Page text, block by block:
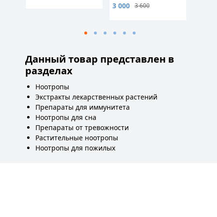
3 000 3 600
Данный товар представлен в
разделах
Ноотропы
Экстракты лекарственных растений
Препараты для иммунитета
Ноотропы для сна
Препараты от тревожности
Растительные ноотропы
Ноотропы для пожилых